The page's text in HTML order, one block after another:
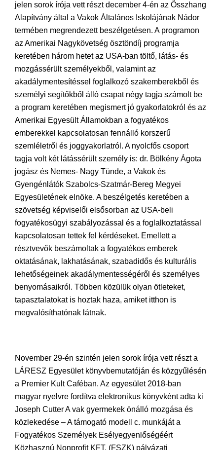
jelen sorok írója vett részt december 4-én az Összhang
Alapítvány által a Vakok Általános Iskolájának Nádor
termében megrendezett beszélgetésen. A programon
az Amerikai Nagykövetség ösztöndíj programja
keretében három hetet az USA-ban töltő, látás- és
mozgássérült személyekből, valamint az
akadálymentesítéssel foglalkozó szakemberekből és
személyi segítőkből álló csapat négy tagja számolt be
a program keretében megismert jó gyakorlatokról és az
Amerikai Egyesült Államokban a fogyatékos
emberekkel kapcsolatosan fennálló korszerű
szemléletről és joggyakorlatról. A nyolcfős csoport
tagja volt két látássérült személy is: dr. Bölkény Ágota
jogász és Nemes- Nagy Tünde, a Vakok és
Gyengénlátók Szabolcs-Szatmár-Bereg Megyei
Egyesületének elnöke. A beszélgetés keretében a
szövetség képviselői elsősorban az USA-beli
fogyatékosügyi szabályozással és a foglalkoztatással
kapcsolatosan tettek fel kérdéseket. Emellett a
résztvevők beszámoltak a fogyatékos emberek
oktatásának, lakhatásának, szabadidős és kulturális
lehetőségeinek akadálymentességéről és személyes
benyomásaikról. Többen közülük olyan ötleteket,
tapasztalatokat is hoztak haza, amiket itthon is
megvalósíthatónak látnak.
November 29-én szintén jelen sorok írója vett részt a
LÁRESZ Egyesület könyvbemutatóján és közgyűlésén
a Premier Kult Caféban. Az egyesület 2018-ban
magyar nyelvre fordítva elektronikus könyvként adta ki
Joseph Cutter A vak gyermekek önálló mozgása és
közlekedése – A támogató modell c. munkáját a
Fogyatékos Személyek Esélyegyenlőségéért
Közhasznú Nonprofit KFT. (FSZK) pályázati